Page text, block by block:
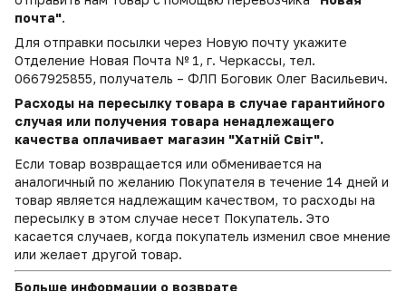
почта".
Для отправки посылки через Новую почту укажите
Отделение Новая Почта № 1, г. Черкассы, тел.
0667925855, получатель – ФЛП Боговик Олег Васильевич.
Расходы на пересылку товара в случае гарантийного
случая или получения товара ненадлежащего
качества оплачивает магазин "Хатній Світ".
Если товар возвращается или обменивается на
аналогичный по желанию Покупателя в течение 14 дней и
товар является надлежащим качеством, то расходы на
пересылку в этом случае несет Покупатель. Это
касается случаев, когда покупатель изменил свое мнение
или желает другой товар.
Больше информации о возврате